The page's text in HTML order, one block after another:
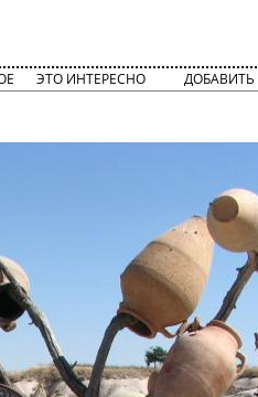
ЭТО ИНТЕРЕСНО